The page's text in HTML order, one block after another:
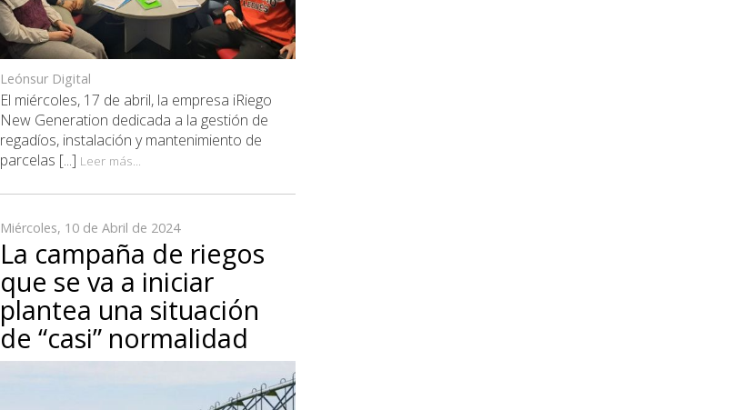
Leónsur Digital
El miércoles, 17 de abril, la empresa iRiego
New Generation dedicada a la gestión de
regadíos, instalación y mantenimiento de
parcelas [...] Leer más...
Miércoles, 10 de Abril de 2024
La campaña de riegos
que se va a iniciar
plantea una situación
de “casi” normalidad